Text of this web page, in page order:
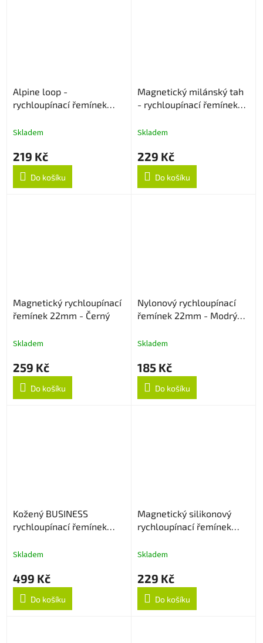
Alpine loop -
rychloupínací řemínek
Skladem
219 Kč
Do košíku
Magnetický milánský tah
- rychloupínací řemínek
Skladem
229 Kč
Do košíku
Magnetický rychloupínací
řemínek 22mm - Černý
Skladem
259 Kč
Do košíku
Nylonový rychloupínací
řemínek 22mm - Modrý
Skladem
185 Kč
Do košíku
Kožený BUSINESS
rychloupínací řemínek
Skladem
499 Kč
Do košíku
Magnetický silikonový
rychloupínací řemínek
Skladem
229 Kč
Do košíku